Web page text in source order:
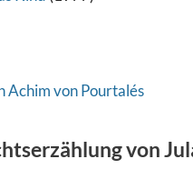
Achim von Pourtalés
von